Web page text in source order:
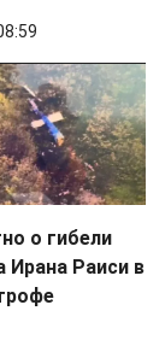
о гибели
Ирана Раиси в